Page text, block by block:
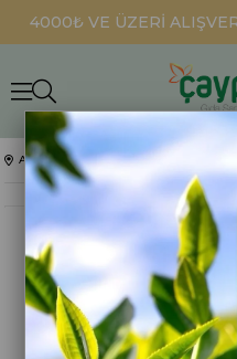
4000₺ VE ÜZERİ
Anasayfa Hediyelikler